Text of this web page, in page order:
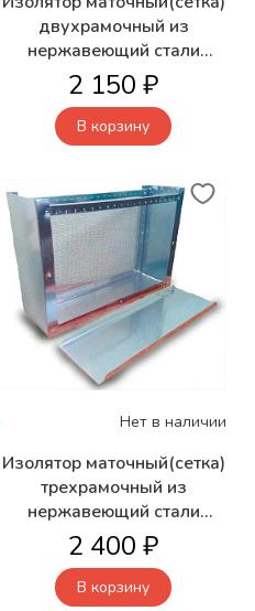
двухрамочный из
нержавеющий стали
ИМС-2 (Феролайф
Белоруссия) Нового
образца
2 150 ₽
В корзину
Нет в наличии
Изолятор маточный(сетка)
трехрамочный из
нержавеющий стали
ИМС-3 (Феролайф
Белоруссия)
2 400 ₽
В корзину